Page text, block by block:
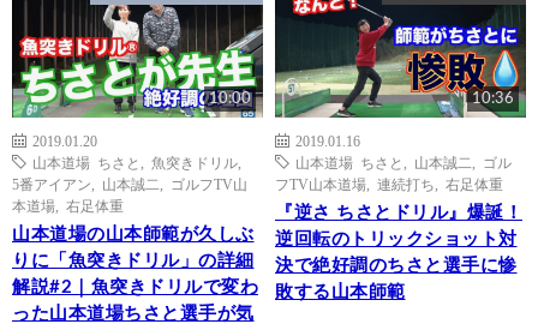
10:00
2019.01.20
山本道場 ちさと
魚突きドリル
5番アイアン
山本誠二
ゴルフTV山
本道場
右足体重
山本道場の山本師範が久しぶ
りに「魚突きドリル」の詳細
解説#2｜魚突きドリルで変わ
った山本道場ちさと選手が気
10:36
2019.01.16
山本道場 ちさと
山本誠二
ゴル
フTV山本道場
連続打ち 右足体重
『逆さ ちさとドリル』爆誕！
逆回転のトリックショット対
決で絶好調のちさと選手に惨
敗する山本師範